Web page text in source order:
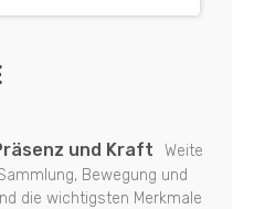
und Kraft
Weite
Bewegung und
die wichtigsten Merkmale